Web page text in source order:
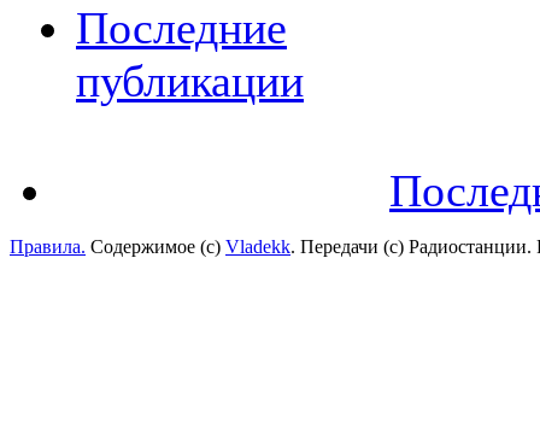
Последние
публикации
Правила. Содержимое (с) Vladekk. Передачи (с)